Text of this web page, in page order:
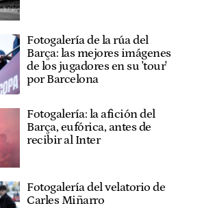
Fotogalería de la rúa del
Barça: las mejores imágenes
de los jugadores en su 'tour'
por Barcelona
Fotogalería: la afición del
Barça, eufórica, antes de
recibir al Inter
Fotogalería del velatorio de
Carles Miñarro